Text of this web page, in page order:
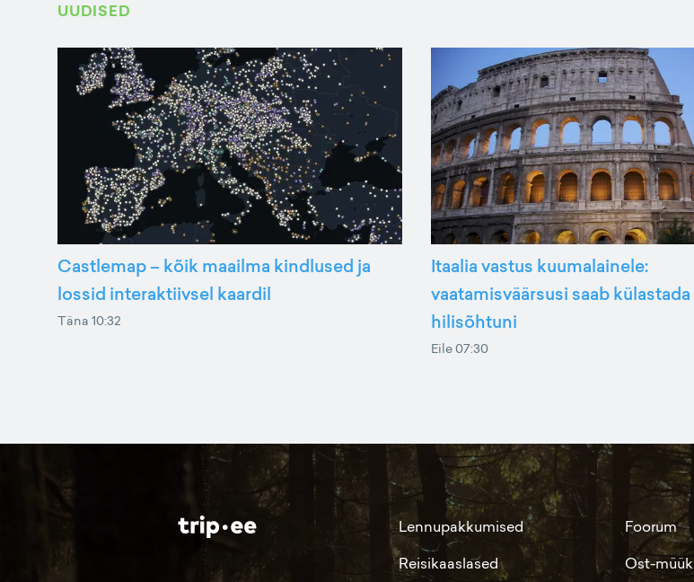
UUDISED
Castlemap – kõik maailma kindlused ja
lossid interaktiivsel kaardil
Täna 10:32
Itaalia vastus kuumalainele:
vaatamisväärsusi saab külastada
hilisõhtuni
Eile 07:30
Lennupakkumised
Reisikaaslased
Foorum
Ost-müük